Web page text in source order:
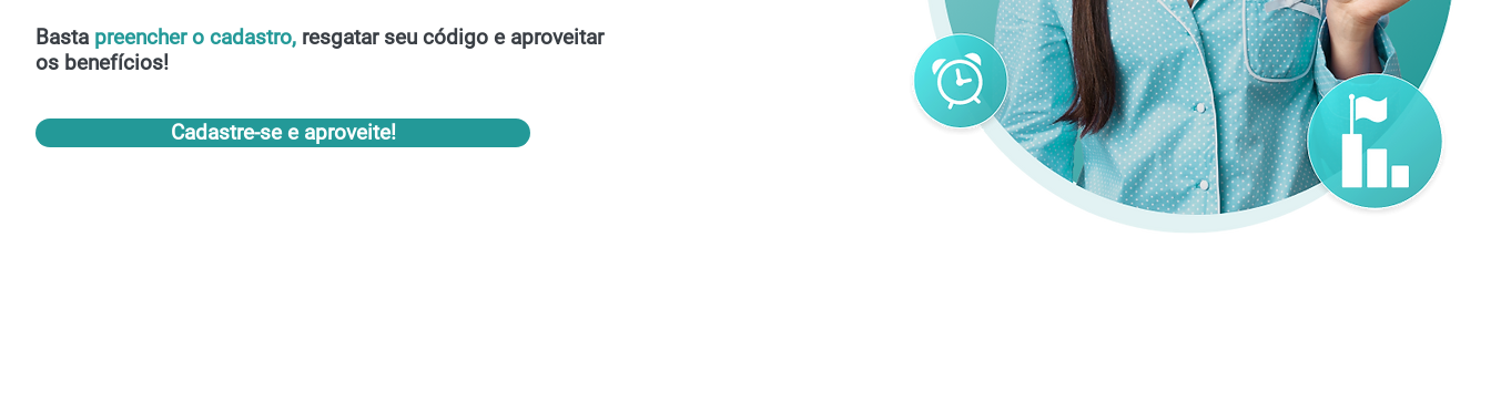
Basta preencher o cadastro, resgatar seu código e aproveitar
os benefícios!
Cadastre-se e aproveite!